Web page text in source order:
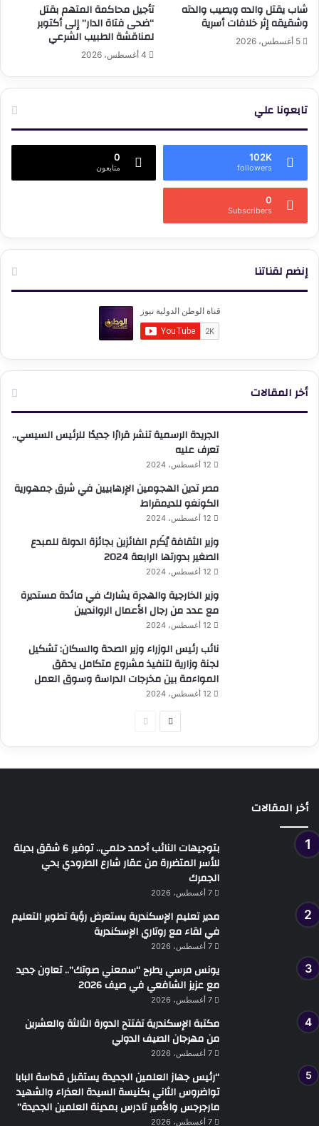
شاب يقتل والده ويصيب والدته
وشقيقه إثر خلافات أسرية
5 أغسطس، 2026
تأجيل محاكمة المتهم بقتل
“ضحى فتاة الدار” إلى أكتوبر
لمناقشة الطبيب الشرعي
4 أغسطس، 2026
تابعونا علي
102K
followers
0
متابعون
0
Subscribers
إنضم لقناتنا
أخر المقالات
الجريدة الرسمية تنشر قرارًا جديدًا للرئيس السيسي..
تعرف عليه
12 أغسطس، 2024
مصر تدين الهجومين الإرهابيين في شرق جمهورية
الكونغو للديمقراط
12 أغسطس، 2024
وزير الثقافة يُكَرم الفائزين بجائزة الدولة للمبدع
الصغير بدورتها الرابعة 2024
12 أغسطس، 2024
وزير الخارجية والهجرة يشارك في مائدة مستديرة
مع عدد من رجال الأعمال الروانديين
12 أغسطس، 2024
نائب رئيس الوزراء وزير الصحة والسكان: تشكيل
لجنة وزارية لتنفيذ مشروع متكامل يحقق
المواءمة بين مخرجات الدراسة وسوق العمل
12 أغسطس، 2024
الصفحة
أخر المقالات
بتوجيهات النائب أحمد حلمي.. توفير 6 شقق بديلة
للأسر المتضررة من عقار شارع الطرودي بحي
الجمرك
7 أغسطس، 2026
مدير تعليم الإسكندرية يستعرض رؤية تطوير التعليم
في لقاء مع روتاري الإسكندرية
7 أغسطس، 2026
يونس مرسي يطرح “سمعني صوتك”.. تعاون جديد
مع عزيز الشافعي في صيف 2026
7 أغسطس، 2026
مكتبة الإسكندرية تفتتح الدورة الثالثة والعشرين
من مهرجان الصيف الدولي
7 أغسطس، 2026
“رئيس جهاز العلمين الجديدة يستقبل قداسة البابا
تواضروس الثاني بكنيسة السيدة العذراء والشهيد
مارجرجس والأمير تادرس بمدينة العلمين الجديدة”
7 أغسطس، 2026